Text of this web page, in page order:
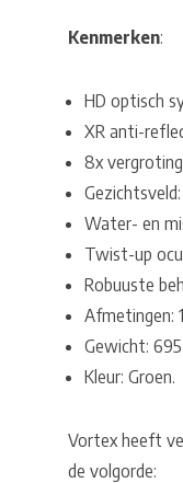
Kenmerken:
HD optisch
XR anti-
8x
Water- en
Twist-up
Robuuste
Afmetingen:
Gewicht:
Kleur: Groen.
Vortex heeft
de volgorde: